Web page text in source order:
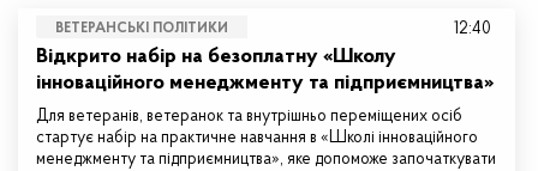
ВЕТЕРАНСЬКІ ПОЛІТИКИ
Відкрито набір на безоплатну «Школу
інноваційного менеджменту та підприємництва»
Для ветеранів, ветеранок та внутрішньо переміщених осіб
стартує набір на практичне навчання в «Школі інноваційного
менеджменту та підприємництва», яке допоможе започаткувати
12:40